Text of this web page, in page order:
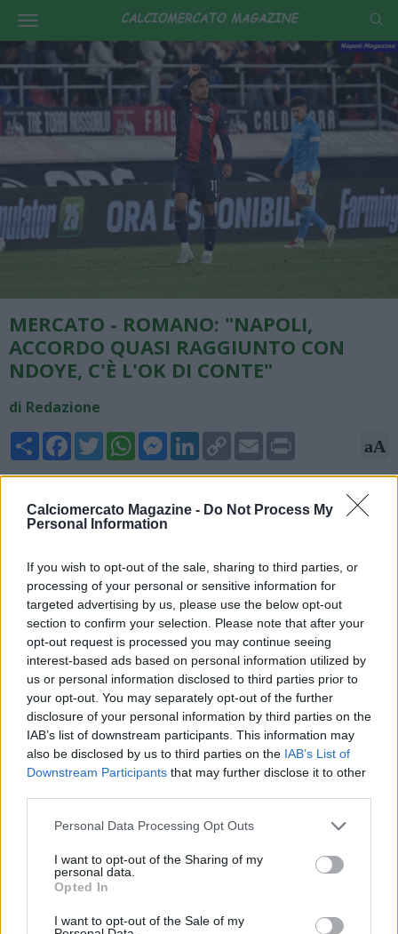
Calciomercato Magazine - Do Not Process My
Personal Information
If you wish to opt-out of the sale, sharing to third parties, or
processing of your personal or sensitive information for
targeted advertising by us, please use the below opt-out
section to confirm your selection. Please note that after your
opt-out request is processed you may continue seeing
interest-based ads based on personal information utilized by
us or personal information disclosed to third parties prior to
your opt-out. You may separately opt-out of the further
disclosure of your personal information by third parties on the
IAB’s list of downstream participants. This information may
also be disclosed by us to third parties on the IAB’s List of
Downstream Participants that may further disclose it to other
Personal Data Processing Opt Outs
I want to opt-out of the Sharing of my
personal data.
Opted In
I want to opt-out of the Sale of my
MERCATO - ROMANO: "NAPOLI,
ACCORDO QUASI RAGGIUNTO CON
NDOYE, C'È L'OK DI CONTE"
di Redazione
Share FacebookTwitterWhatsAppMessengerLinkedInCopy
Link
Email aA
Fabrizio Romano, esperto di mercato, scrive su X: "Il Napoli
condizioni personali sono ormai quasi concordate. Sono in
corso i colloqui con il Bologna, c'è l'ok di Conte già dal mese
scorso".
VAI ALLA VERSIONE CLASSICA